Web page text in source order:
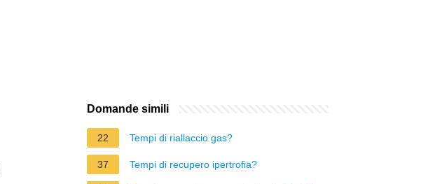
Domande simili
22 Tempi di riallaccio gas?
37 Tempi di recupero ipertrofia?